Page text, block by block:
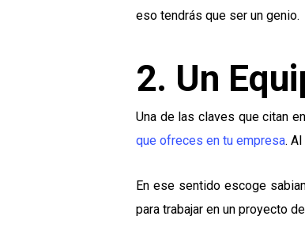
eso tendrás que ser un genio.
2. Un
Una de las claves que citan
que ofreces en tu empresa.
En ese sentido escoge
para trabajar en un proyecto